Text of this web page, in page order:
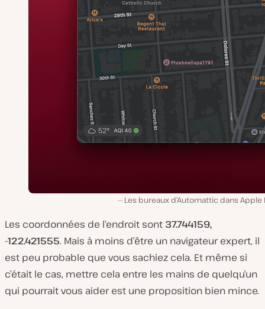
Les bureaux d’Automattic dans Apple
Les coordonnées de l’endroit sont 37.744159,
-122.421555. Mais à moins d’être un navigateur expert, il
est peu probable que vous sachiez cela. Et même si
c’était le cas, mettre cela entre les mains de quelqu’un
qui pourrait vous aider est une proposition bien mince.